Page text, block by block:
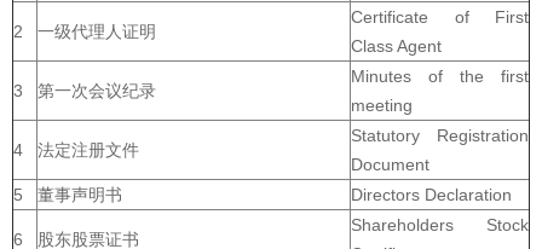
2 一级代理人证明
Certificate of First
Class Agent
3 第一次会议纪录
Minutes of the first
meeting
4 法定注册文件
Statutory Registration
Document
5
董事声明书 Directors Declaration
6 股东股票证书
Shareholders Stock